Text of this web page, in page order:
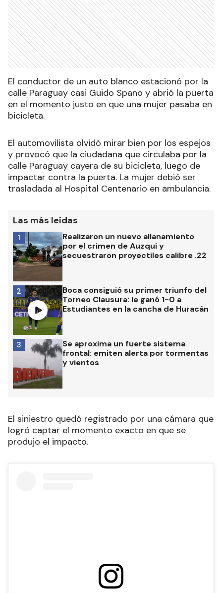
El conductor de un auto blanco estacionó por la
calle Paraguay casi Guido Spano y abrió la puerta
en el momento justo en que una mujer pasaba en
bicicleta.
El automovilista olvidó mirar bien por los espejos
y provocó que la ciudadana que circulaba por la
calle Paraguay cayera de su bicicleta, luego de
impactar contra la puerta. La mujer debió ser
trasladada al Hospital Centenario en ambulancia.
Las más leídas
Realizaron un nuevo allanamiento
por el crimen de Auzqui y
secuestraron proyectiles calibre .22
1
Boca consiguió su primer triunfo del
Torneo Clausura: le ganó 1-0 a
Estudiantes en la cancha de Huracán
2
Se aproxima un fuerte sistema
frontal: emiten alerta por tormentas
y vientos
3
El siniestro quedó registrado por una cámara que
logró captar el momento exacto en que se
produjo el impacto.